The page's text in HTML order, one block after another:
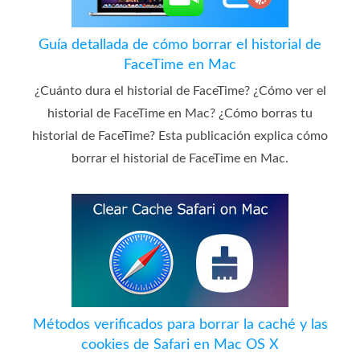
Guía detallada de cómo borrar el historial de
FaceTime en Mac
¿Cuánto dura el historial de FaceTime? ¿Cómo ver el
historial de FaceTime en Mac? ¿Cómo borras tu
historial de FaceTime? Esta publicación explica cómo
borrar el historial de FaceTime en Mac.
Métodos verificados para borrar la caché y las
cookies de Safari en Mac OS X